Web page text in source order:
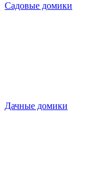
Садовые домики
Дачные домики